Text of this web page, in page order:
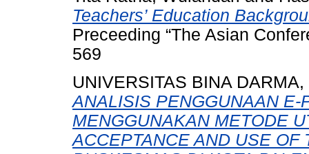
Teachers’ Education
Preceeding “The Asian
569
UNIVERSITAS BINA
ANALISIS PENGGUNAAN E-
MENGGUNAKAN METODE
ACCEPTANCE AND USE OF